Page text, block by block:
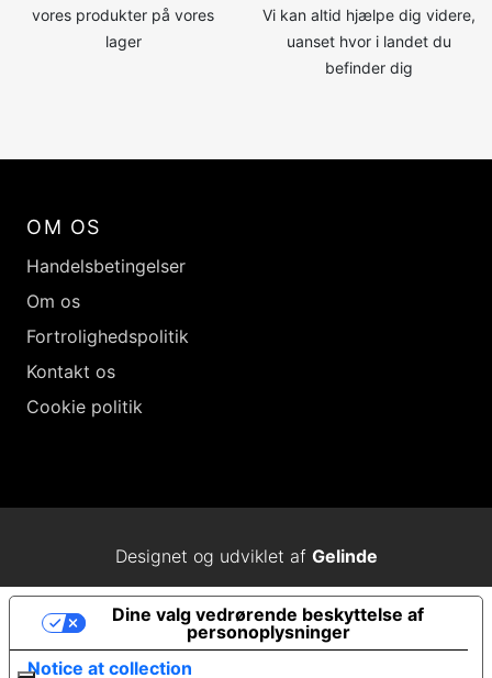
vores produkter på vores
lager
Vi kan altid hjælpe dig videre,
uanset hvor i landet du
befinder dig
OM OS
Handelsbetingelser
Om os
Fortrolighedspolitik
Kontakt os
Cookie politik
Designet og udviklet af Gelinde
Notice at collection
Dine valg vedrørende beskyttelse af
personoplysninger